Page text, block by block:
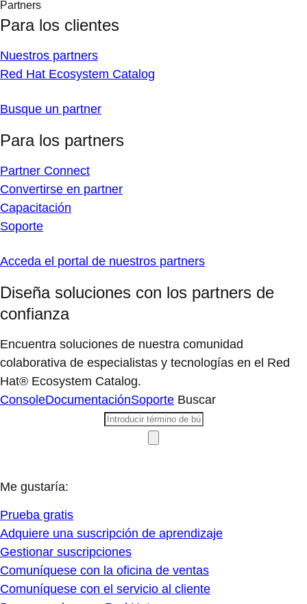
Partners
Para los clientes
Nuestros partners
Red Hat Ecosystem Catalog
Busque un partner
Para los partners
Partner Connect
Convertirse en partner
Capacitación
Soporte
Acceda el portal de nuestros partners
Diseña soluciones con los partners de
confianza
Encuentra soluciones de nuestra comunidad
colaborativa de especialistas y tecnologías en el Red
Hat® Ecosystem Catalog.
ConsoleDocumentaciónSoporte Buscar
Me gustaría:
Prueba gratis
Adquiere una suscripción de aprendizaje
Gestionar suscripciones
Comuníquese con la oficina de ventas
Comuníquese con el servicio al cliente